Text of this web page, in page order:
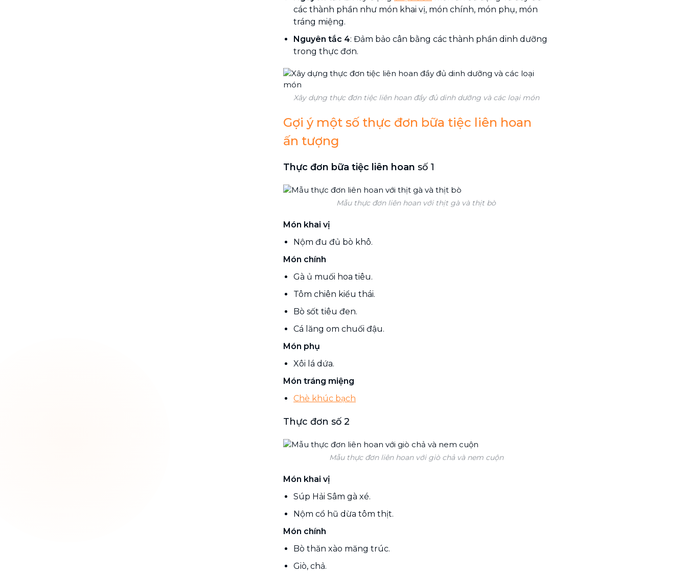
các thành phần như món khai vị, món chính, món phụ, món
tráng miệng.
Nguyên tắc 4: Đảm bảo cân bằng các thành phần dinh dưỡng
trong thực đơn.
Xây dựng thực đơn tiệc liên hoan đầy đủ dinh dưỡng và các loại món
Gợi ý một số thực đơn bữa tiệc liên hoan
ấn tượng
Thực đơn bữa tiệc liên hoan số 1
Mẫu thực đơn liên hoan với thịt gà và thịt bò
Món khai vị
Nộm đu đủ bò khô.
Món chính
Gà ủ muối hoa tiêu.
Tôm chiên kiểu thái.
Bò sốt tiêu đen.
Cá lăng om chuối đậu.
Món phụ
Xôi lá dứa.
Món tráng miệng
Chè khúc bạch
Thực đơn số 2
Mẫu thực đơn liên hoan với giò chả và nem cuộn
Món khai vị
Súp Hải Sâm gà xé.
Nộm cổ hũ dừa tôm thịt.
Món chính
Bò thăn xào măng trúc.
Giò, chả.